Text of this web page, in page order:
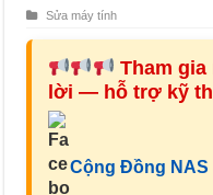
Sửa máy tính
Tham
lời — hỗ trợ kỹ
Cộng Đồng NAS